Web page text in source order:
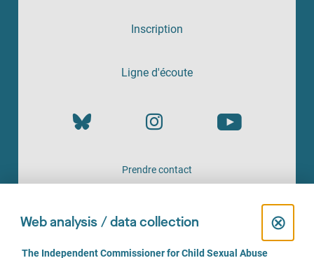
Inscription
Ligne d'écoute
Prendre contact
UN SERVICE PROPOSÉ PAR
Web analysis / data collection ⊗
C
l
C
The Independent Commissioner for Child Sexual Abuse